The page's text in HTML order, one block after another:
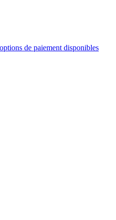
de paiement disponibles